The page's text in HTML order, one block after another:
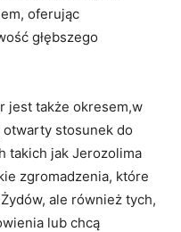
oferując
głębszego
jest także okresem,w
stosunek do
takich jak Jerozolima⁤
‌zgromadzenia, które
ale również tych,⁣
lub chcą